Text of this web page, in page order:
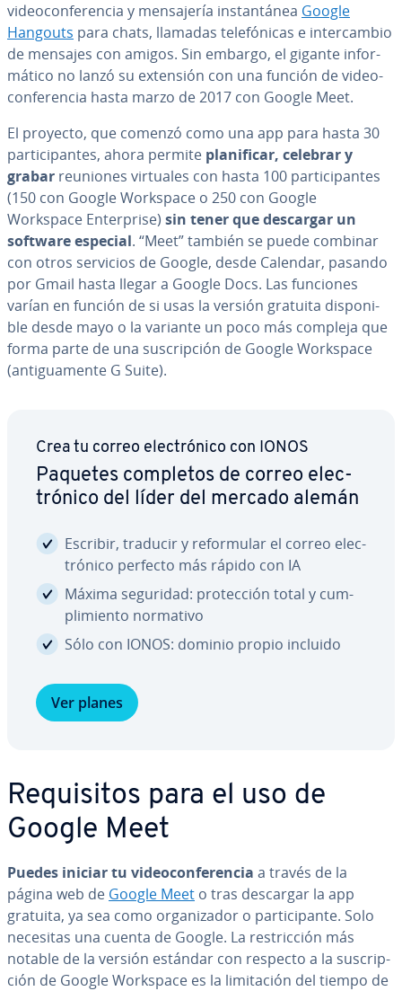
vi­deo­co­n­fe­re­n­cia y me­n­sa­je­ría in­s­ta­n­tá­nea Google
Hangouts para chats, llamadas te­le­fó­ni­cas e in­te­r­ca­m­bio
de mensajes con amigos. Sin embargo, el gigante in­fo­r­
má­ti­co no lanzó su extensión con una función de vi­deo­
co­n­fe­re­n­cia hasta marzo de 2017 con Google Meet.
El proyecto, que comenzó como una app para hasta 30
pa­r­ti­ci­pa­n­tes, ahora permite pla­ni­fi­car, celebrar y
grabar reuniones virtuales con hasta 100 pa­r­ti­ci­pa­n­tes
(150 con Google Workspace o 250 con Google
Workspace En­te­r­pri­se) sin tener que descargar un
software especial. “Meet” también se puede combinar
con otros servicios de Google, desde Calendar, pasando
por Gmail hasta llegar a Google Docs. Las funciones
varían en función de si usas la versión gratuita di­s­po­ni­
ble desde mayo o la variante un poco más compleja que
forma parte de una su­s­cri­p­ción de Google Workspace
(an­ti­gua­me­n­te G Suite).
Crea tu correo ele­c­tró­ni­co con IONOS
Paquetes completos de correo ele­c­
tró­ni­co del líder del mercado alemán
Escribir, traducir y re­fo­r­mu­lar el correo ele­c­
tró­ni­co perfecto más rápido con IA
Máxima seguridad: pro­te­c­ción total y cu­m­
pli­mie­n­to normativo
Sólo con IONOS: dominio propio incluido
Ver planes
Re­qui­si­tos para el uso de
Google Meet
Puedes iniciar tu vi­deo­co­n­fe­re­n­cia a través de la
página web de Google Meet o tras descargar la app
gratuita, ya sea como or­ga­ni­za­dor o pa­r­ti­ci­pa­n­te. Solo
necesitas una cuenta de Google. La re­s­tri­c­ción más
notable de la versión estándar con respecto a la su­s­cri­p­
ción de Google Workspace es la li­mi­ta­ción del tiempo de